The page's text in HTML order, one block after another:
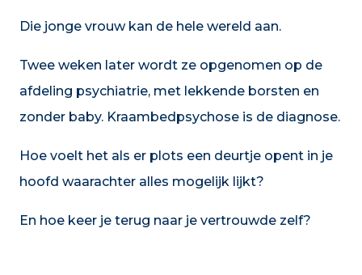
Die jonge vrouw kan de hele wereld aan.
Twee weken later wordt ze opgenomen op de
afdeling psychiatrie, met lekkende borsten en
zonder baby. Kraambedpsychose is de diagnose.
Hoe voelt het als er plots een deurtje opent in je
hoofd waarachter alles mogelijk lijkt?
En hoe keer je terug naar je vertrouwde zelf?